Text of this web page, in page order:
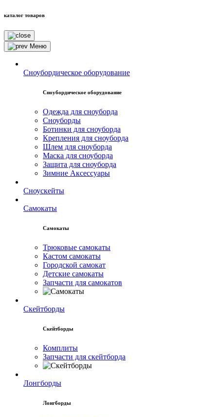
каталог товаров
Меню
Сноубордическое оборудование
Сноубордическое оборудование
Одежда для сноуборда
Сноуборды
Ботинки для сноуборда
Крепления для сноуборда
Шлем для сноуборда
Маска для сноуборда
Защита для сноуборда
Зимние Аксессуары
Сноускейты
Самокаты
Самокаты
Трюковые самокаты
Кастом самокаты
Городской самокат
Детские самокаты
Запчасти для самокатов
Скейтборды
Скейтборды
Комплиты
Запчасти для скейтборда
Лонгборды
Лонгборды